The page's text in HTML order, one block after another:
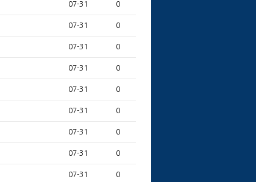
07-31 0
07-31 0
07-31 0
07-31 0
07-31 0
07-31 0
07-31 0
07-31 0
07-31 0